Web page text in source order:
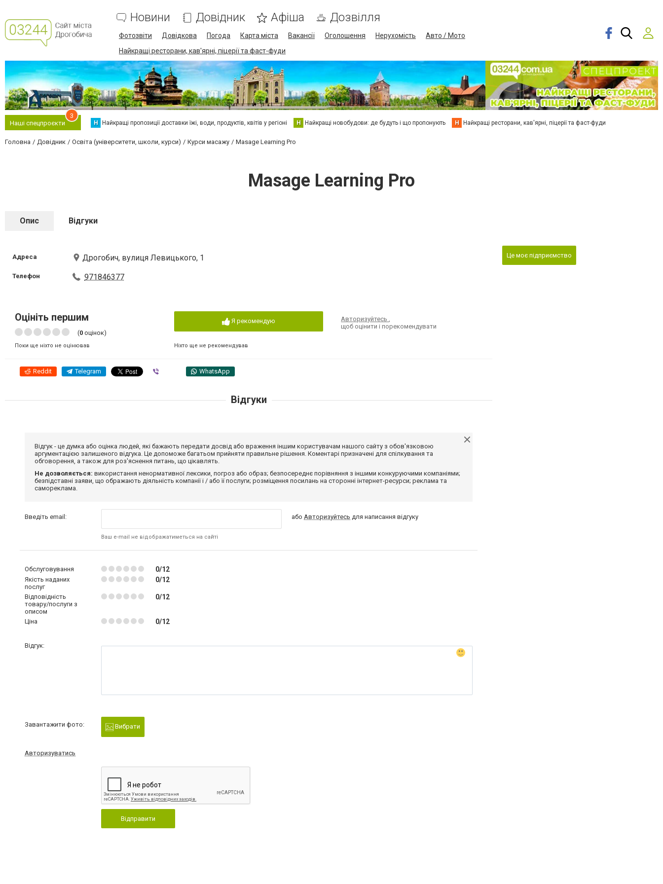
Новини Довідник Афіша Дозвілля
Фотозвіти Довідкова Погода Карта міста Вакансії Оголошення Нерухомість
Авто / Мото
Найкращі ресторани, кав'ярні, піцерії та фаст-фуди
Наші спецпроєкти
3
Н Найкращі пропозиції доставки їжі, води, продуктів, квітів у регіоні Н Найкращі новобудови: де будуть і що пропонують Н Найкращі ресторани, кав'ярні, піцерії та фаст-фуди
Головна Довідник Освіта (університети, школи, курси) Курси масажу Masage Learning Pro
Masage Learning Pro
Опис Відгуки
Адреса Дрогобич, вулиця Левицького, 1
Телефон 971846377
Оцініть першим
(0 оцінок)
Поки ще ніхто не оцінював
Я рекомендую
Ніхто ще не рекомендував
Авторизуйтесь,
щоб оцінити і порекомендувати
Reddit Telegram WhatsApp
Це моє підприємство
Відгуки
Відгук - це думка або оцінка людей, які бажають передати досвід або враження іншим користувачам нашого сайту з обов'язковою
аргументацією залишеного відгука. Це допоможе багатьом прийняти правильне рішення. Коментарі призначені для спілкування та
обговорення, а також для роз'яснення питань, що цікавлять.
Не дозволяється: використання ненормативної лексики, погроз або образ; безпосереднє порівняння з іншими конкуруючими компаніями;
безпідставні заяви, що ображають діяльність компанії і / або її послуги; розміщення посилань на сторонні інтернет-ресурси; реклама та
самореклама.
Введіть email:
Ваш e-mail не відображатиметься на сайті
абоАвторизуйтесь для написання відгуку
Обслуговування 0/12
Якість наданих
послуг
0/12
Відповідність
товару/послуги з
описом
0/12
Ціна 0/12
Відгук:
Завантажити фото: Вибрати
Авторизуватись
Відправити